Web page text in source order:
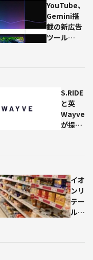
ピク
シー
ダス
トロ
ボッ
トを
共同
開発
ンフラを
中核に
NVIDIA・
AMD・
と大型提
YouTube、
Gemini搭
載の新広告
ツール
クをAIが解
析し最適タ
イミングで
広告挿入
S.RIDE
と英
Wayve
が提
発に向
けた公
道デー
タの収
イオ
ンリ
テー
ル、